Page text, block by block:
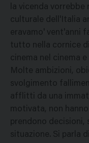
la vicenda vorrebbe
culturale dell'Italia
eravamo' vent'anni
tutto nella cornice
cinema nel cinema
Molte ambizioni,
svolgimento
afflitti da una
motivata, non
prendono decisioni,
situazione. Si parla